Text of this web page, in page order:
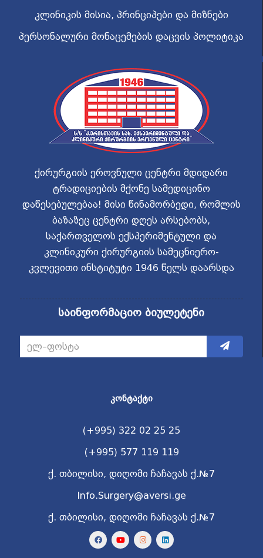
კლინიკის მისია, პრინციპები და მიზნები
პერსონალური მონაცემების დაცვის პოლიტიკა
ქირურგიის ეროვნული ცენტრი მდიდარი
ტრადიციების მქონე სამედიცინო
დაწესებულებაა! მისი წინამორბედი, რომლის
ბაზაზეც ცენტრი დღეს არსებობს,
საქართველოს ექსპერიმენტული და
კლინიკური ქირურგიის სამეცნიერო-
კვლევითი ინსტიტუტი 1946 წელს დაარსდა
საინფორმაციო ბიულეტენი
ᲙᲝᲜᲢᲐᲥᲢᲘ
(+995) 322 02 25 25
(+995) 577 119 119
ქ. თბილისი, დიღომი ჩაჩავას ქ.№7
Info.Surgery@aversi.ge
ქ. თბილისი, დიღომი ჩაჩავას ქ.№7